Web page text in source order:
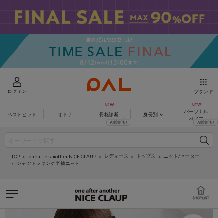
ログイン ブランド
ベストヒット オトナ 骨格診断 身長別
パーソナル
カラー
TOP one after another NICE CLAUP レディース トップス
ニット/セーター
シャツドッキング半袖ニット